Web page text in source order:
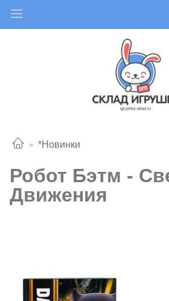
*Новинки
Робот Бэтм -
Движения